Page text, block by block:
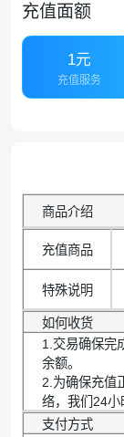
充值面额
1元
充值服务
商品介绍
充值商品
特殊说明
如何收货
1.交易确保完
余额。
2.为确保充值
络，我们24小
支付方式